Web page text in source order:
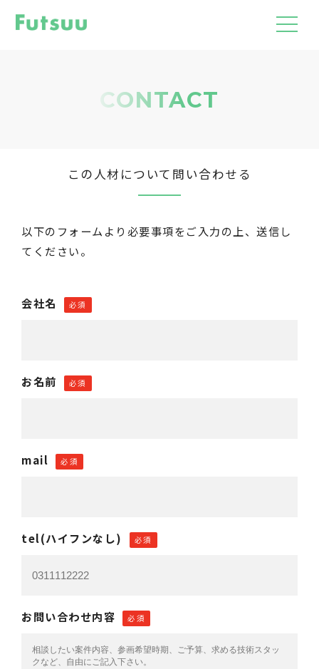
CONTACT
この人材について問い合わせる
以下のフォームより必要事項をご入力の上、送信し
てください。
会社名 必須
お名前 必須
mail 必須
tel(ハイフンなし) 必須
お問い合わせ内容 必須